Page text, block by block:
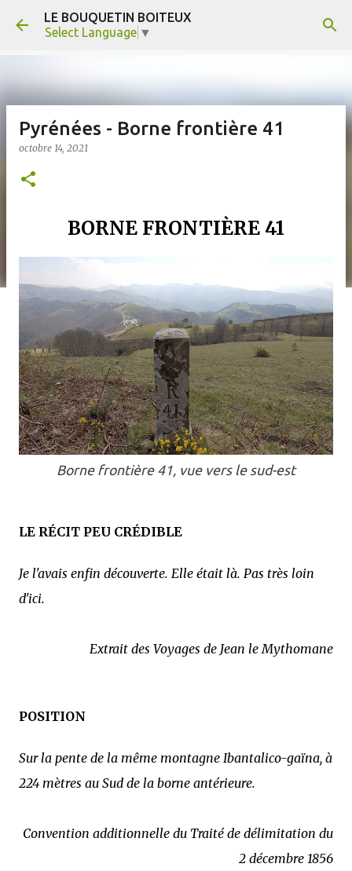
Accéder au contenu principal
LE BOUQUETIN BOITEUX
Select Language ▼
Pyrénées - Borne frontière 41
octobre 14, 2021
BORNE FRONTIÈRE 41
Borne frontière 41, vue vers le sud-est
LE RÉCIT PEU CRÉDIBLE
Je l'avais enfin découverte. Elle était là. Pas très loin
d'ici.
Extrait des Voyages de Jean le Mythomane
POSITION
Sur la pente de la même montagne Ibantalico-gaïna, à
224 mètres au Sud de la borne antérieure.
Convention additionnelle du Traité de délimitation du
2 décembre 1856